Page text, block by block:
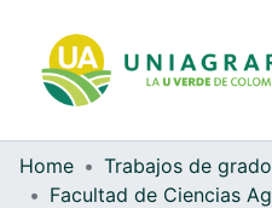
Communities & Collections
Home
Trabajos de grado